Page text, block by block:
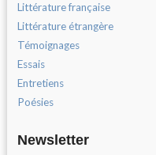
Littérature française
Littérature étrangère
Témoignages
Essais
Entretiens
Poésies
Newsletter